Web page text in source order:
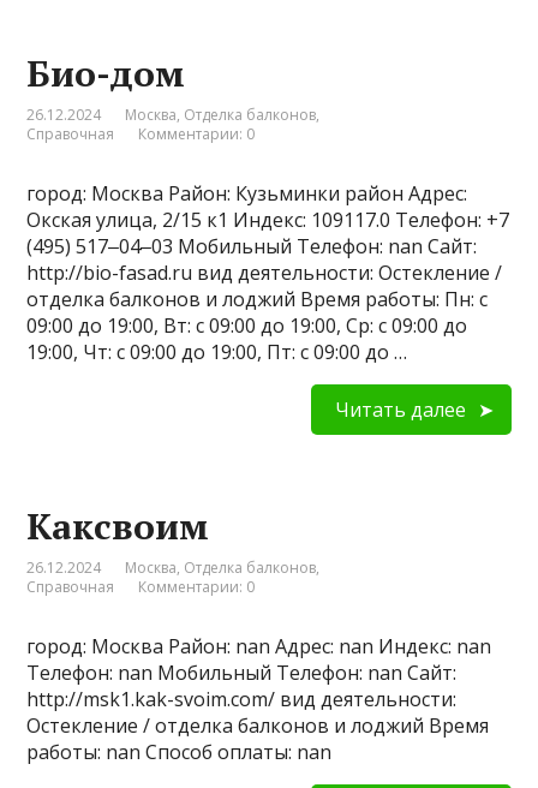
Био-дом
26.12.2024 Москва, Отделка балконов,
Справочная
Комментарии: 0
город: Москва Район: Кузьминки район Адрес:
Окская улица, 2/15 к1 Индекс: 109117.0 Телефон: +7
(495) 517‒04‒03 Мобильный Телефон: nan Сайт:
http://bio-fasad.ru вид деятельности: Остекление /
отделка балконов и лоджий Время работы: Пн: с
09:00 до 19:00, Вт: с 09:00 до 19:00, Ср: с 09:00 до
19:00, Чт: с 09:00 до 19:00, Пт: с 09:00 до …
Читать далее
Каксвоим
26.12.2024 Москва, Отделка балконов,
Справочная
Комментарии: 0
город: Москва Район: nan Адрес: nan Индекс: nan
Телефон: nan Мобильный Телефон: nan Сайт:
http://msk1.kak-svoim.com/ вид деятельности:
Остекление / отделка балконов и лоджий Время
работы: nan Способ оплаты: nan